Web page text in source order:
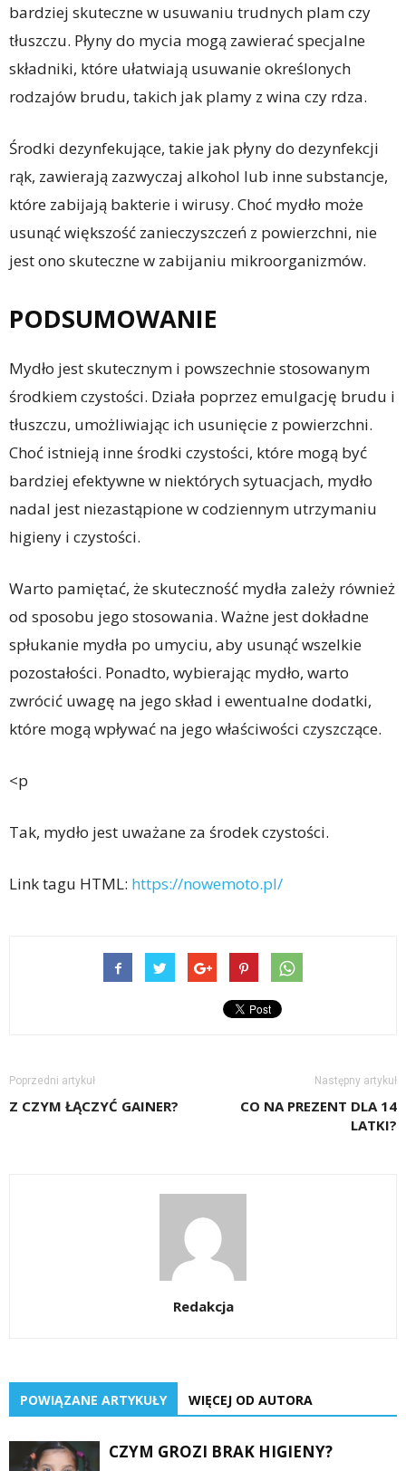
bardziej skuteczne w usuwaniu trudnych plam czy
tłuszczu. Płyny do mycia mogą zawierać specjalne
składniki, które ułatwiają usuwanie określonych
rodzajów brudu, takich jak plamy z wina czy rdza.
Środki dezynfekujące, takie jak płyny do dezynfekcji
rąk, zawierają zazwyczaj alkohol lub inne substancje,
które zabijają bakterie i wirusy. Choć mydło może
usunąć większość zanieczyszczeń z powierzchni, nie
jest ono skuteczne w zabijaniu mikroorganizmów.
PODSUMOWANIE
Mydło jest skutecznym i powszechnie stosowanym
środkiem czystości. Działa poprzez emulgację brudu i
tłuszczu, umożliwiając ich usunięcie z powierzchni.
Choć istnieją inne środki czystości, które mogą być
bardziej efektywne w niektórych sytuacjach, mydło
nadal jest niezastąpione w codziennym utrzymaniu
higieny i czystości.
Warto pamiętać, że skuteczność mydła zależy również
od sposobu jego stosowania. Ważne jest dokładne
spłukanie mydła po umyciu, aby usunąć wszelkie
pozostałości. Ponadto, wybierając mydło, warto
zwrócić uwagę na jego skład i ewentualne dodatki,
które mogą wpływać na jego właściwości czyszczące.
<p
Tak, mydło jest uważane za środek czystości.
Link tagu HTML: https://nowemoto.pl/
Poprzedni artykuł
Z CZYM ŁĄCZYĆ GAINER?
Następny artykuł
CO NA PREZENT DLA 14
LATKI?
Redakcja
POWIĄZANE ARTYKUŁY WIĘCEJ OD AUTORA
CZYM GROZI BRAK HIGIENY?